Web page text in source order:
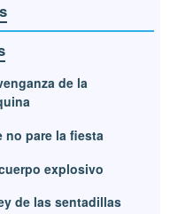
de la
no pare la fiesta
explosivo
de las sentadillas